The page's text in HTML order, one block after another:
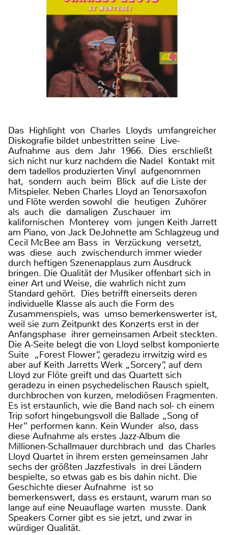
Das Highlight von Charles Lloyds umfangreicher
Diskografie bildet unbestritten seine Live-
Aufnahme aus dem Jahr 1966. Dies erschließt
sich nicht nur kurz nachdem die Nadel Kontakt mit
dem tadellos produzierten Vinyl aufgenommen
hat, sondern auch beim Blick auf die Liste der
Mitspieler. Neben Charles Lloyd an Tenorsaxofon
und Flöte werden sowohl die heutigen Zuhörer
als auch die damaligen Zuschauer im
kalifornischen Monterey vom jungen Keith Jarrett
am Piano, von Jack DeJohnette am Schlagzeug und
Cecil McBee am Bass in Verzückung versetzt,
was diese auch zwischendurch immer wieder
durch heftigen Szenenapplaus zum Ausdruck
bringen. Die Qualität der Musiker offenbart sich in
einer Art und Weise, die wahrlich nicht zum
Standard gehört. Dies betrifft einerseits deren
individuelle Klasse als auch die Form des
Zusammenspiels, was umso bemerkenswerter ist,
weil sie zum Zeitpunkt des Konzerts erst in der
Anfangsphase ihrer gemeinsamen Arbeit steckten.
Die A-Seite belegt die von Lloyd selbst komponierte
Suite „Forest Flower“, geradezu irrwitzig wird es
aber auf Keith Jarretts Werk „Sorcery“, auf dem
Lloyd zur Flöte greift und das Quartett sich
geradezu in einen psychedelischen Rausch spielt,
durchbrochen von kurzen, melodiösen Fragmenten.
Es ist erstaunlich, wie die Band nach sol- ch einem
Trip sofort hingebungsvoll die Ballade „Song of
Her“ performen kann. Kein Wunder also, dass
diese Aufnahme als erstes Jazz-Album die
Millionen-Schallmauer durchbrach und das Charles
Lloyd Quartet in ihrem ersten gemeinsamen Jahr
sechs der größten Jazzfestivals in drei Ländern
bespielte, so etwas gab es bis dahin nicht. Die
Geschichte dieser Aufnahme ist so
bemerkenswert, dass es erstaunt, warum man so
lange auf eine Neuauflage warten musste. Dank
Speakers Corner gibt es sie jetzt, und zwar in
würdiger Qualität.